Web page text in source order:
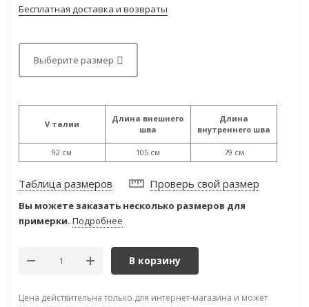
Бесплатная доставка и возвраты
Выберите размер
V талии
92 см
Длина внешнего
шва
105 см
Длина
внутреннего шва
79 см
Таблица размеров Проверь свой размер
Вы можете заказать несколько размеров для
примерки. Подробнее
В корзину
Цена действительна только для интернет-магазина и может